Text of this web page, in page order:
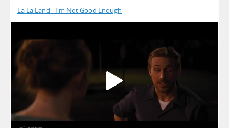
La La Land - I'm Not Good Enough